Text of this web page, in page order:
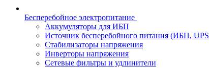
Бесперебойное электропитание
Аккумуляторы для ИБП
Источник бесперебойного питания (ИБП,
Стабилизаторы напряжения
Инверторы напряжения
Сетевые фильтры и удлинители